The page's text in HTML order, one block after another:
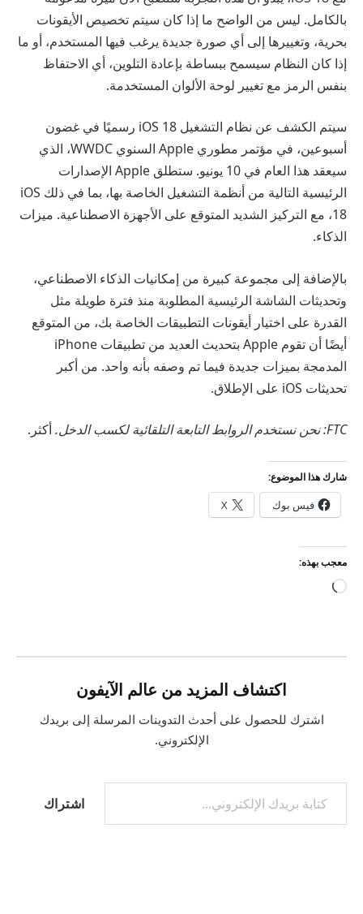
بالكامل. ليس من الواضح ما إذا كان سيتم تخصيص الأيقونات
بحرية، وتغييرها إلى أي صورة جديدة يرغب فيها المستخدم، أو ما
إذا كان النظام سيسمح ببساطة بإعادة التلوين، أي الاحتفاظ
بنفس الرمز مع تغيير لوحة الألوان المستخدمة.
سيتم الكشف عن نظام التشغيل iOS 18 رسميًا في غضون
أسبوعين، في مؤتمر مطوري Apple السنوي WWDC، الذي
سيعقد هذا العام في 10 يونيو. ستطلق Apple الإصدارات
الرئيسية التالية من أنظمة التشغيل الخاصة بها، بما في ذلك iOS
18، مع التركيز الشديد المتوقع على الأجهزة الاصطناعية. ميزات
الذكاء.
بالإضافة إلى مجموعة كبيرة من إمكانيات الذكاء الاصطناعي،
وتحديثات الشاشة الرئيسية المطلوبة منذ فترة طويلة مثل
القدرة على اختيار أيقونات التطبيقات الخاصة بك، من المتوقع
أيضًا أن تقوم Apple بتحديث العديد من تطبيقات iPhone
المدمجة بميزات جديدة فيما تم وصفه بأنه واحد. من أكبر
تحديثات iOS على الإطلاق.
FTC: نحن نستخدم الروابط التابعة التلقائية لكسب الدخل. أكثر.
شارك هذا الموضوع:
فيس بوك X
معجب بهذه:
جاري
اكتشاف المزيد من عالم الآيفون
اشترك للحصول على أحدث التدوينات المرسلة إلى بريدك
الإلكتروني.
كتابة بريدك الإلكتروني...
اشتراك